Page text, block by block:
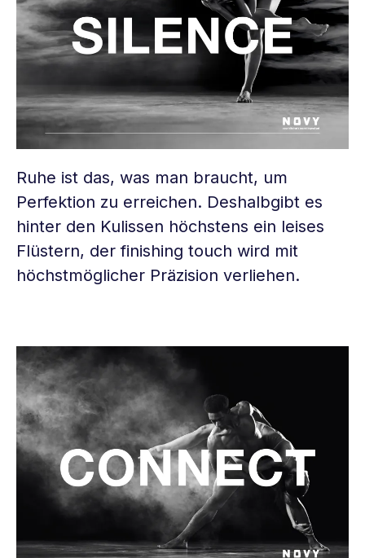
Ruhe ist das, was man braucht, um
Perfektion zu erreichen. Deshalbgibt es
hinter den Kulissen höchstens ein leises
Flüstern, der finishing touch wird mit
höchstmöglicher Präzision verliehen.